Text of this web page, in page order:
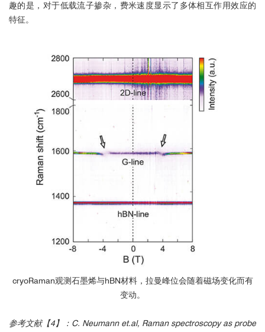
趣的是，对于低载流子掺杂，费米速度显示了多体相互作用效应的
特征。
cryoRaman观测石墨烯与hBN材料，拉曼峰位会随着磁场变化而有
变动。
参考文献【4】：C. Neumann et.al, Raman spectroscopy as probe